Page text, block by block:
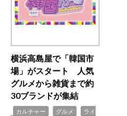
横浜高島屋で「韓国市
場」がスタート 人気
グルメから雑貨まで約
30ブランドが集結
カルチャー グルメ
ライ